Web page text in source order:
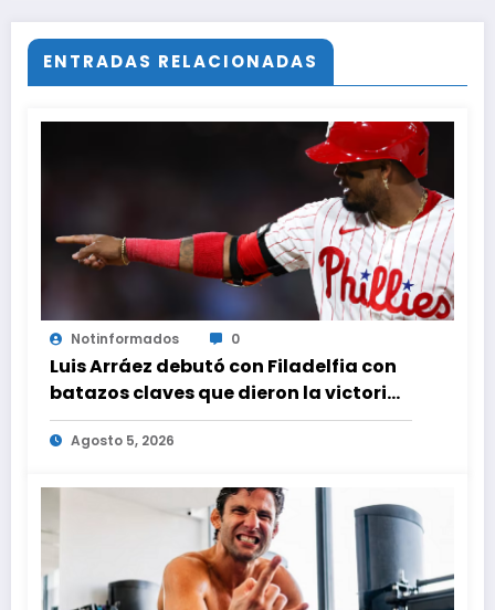
ENTRADAS RELACIONADAS
Notinformados 0
Luis Arráez debutó con Filadelfia con
batazos claves que dieron la victoria
ante Nacionales
Agosto 5, 2026